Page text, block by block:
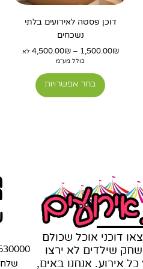
דוכן פסטה לאירועים בלתי
נשכחים
1,500.00₪
–
4,500.00₪
לא
כולל מע"מ
בחר אפשרויות
את
המוצר
דוכני אוכל שכולם
שילדים לא ירצו
כל אירוע. אנחנו באים,